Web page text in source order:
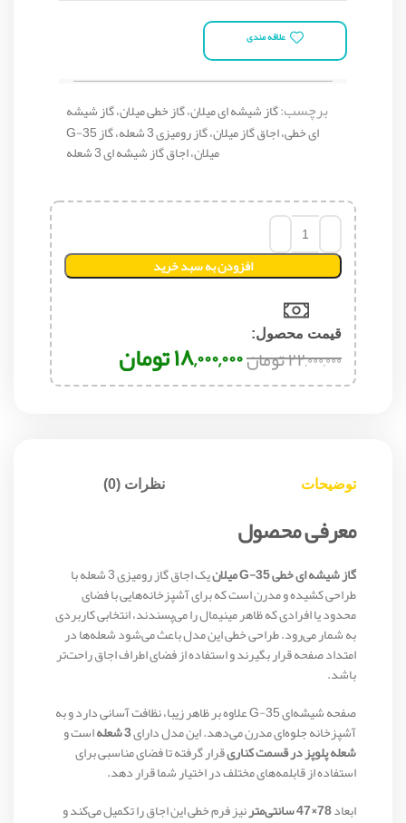
علاقه مندی
برچسب:گاز شیشه ای میلان، گاز خطی میلان، گاز شیشه
ای خطی، اجاق گاز میلان، گاز رومیزی 3 شعله، گاز G-35
میلان، اجاق گاز شیشه ای 3 شعله
افزودن به سبد خرید
قیمت محصول:​
۲۲,۰۰۰,۰۰۰تومان۱۸,۰۰۰,۰۰۰تومان
توضیحات نظرات (0)
معرفی محصول
گاز شیشه ای خطی G-35 میلان یک اجاق گاز رومیزی 3 شعله با
طراحی کشیده و مدرن است که برای آشپزخانه‌هایی با فضای
محدود یا افرادی که ظاهر مینیمال را می‌پسندند، انتخابی کاربردی
به شمار می‌رود. طراحی خطی این مدل باعث می‌شود شعله‌ها در
امتداد صفحه قرار بگیرند و استفاده از فضای اطراف اجاق راحت‌تر
باشد.
صفحه شیشه‌ای G-35 علاوه بر ظاهر زیبا، نظافت آسانی دارد و به
آشپزخانه جلوه‌ای مدرن می‌دهد. این مدل دارای3 شعله است و
شعله پلوپز در قسمت کناریقرار گرفته تا فضای مناسبی برای
استفاده از قابلمه‌های مختلف در اختیار شما قرار دهد.
ابعاد78×47 سانتی‌متر نیز فرم خطی این اجاق را تکمیل می‌کند و